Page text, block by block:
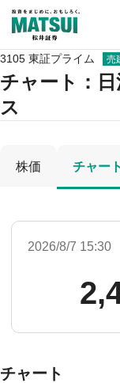
3105 東証プライム 売
チャート：
ス
株価 チャート
2026/8/7 15:30
チャート